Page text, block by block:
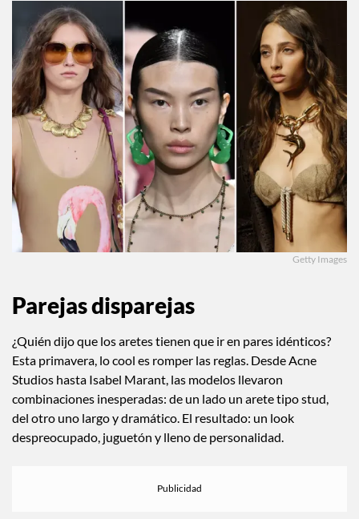
Getty Images
Parejas disparejas
¿Quién dijo que los aretes tienen que ir en pares idénticos?
Esta primavera, lo cool es romper las reglas. Desde Acne
Studios hasta Isabel Marant, las modelos llevaron
combinaciones inesperadas: de un lado un arete tipo stud,
del otro uno largo y dramático. El resultado: un look
despreocupado, juguetón y lleno de personalidad.